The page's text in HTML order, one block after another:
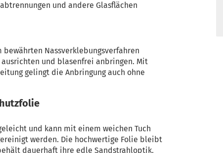
und andere Glasflächen
Nassverklebungsverfahren
und blasenfrei anbringen. Mit
gelingt die Anbringung auch ohne
und kann mit einem weichen Tuch
werden. Die hochwertige Folie bleibt
dauerhaft ihre edle Sandstrahloptik.